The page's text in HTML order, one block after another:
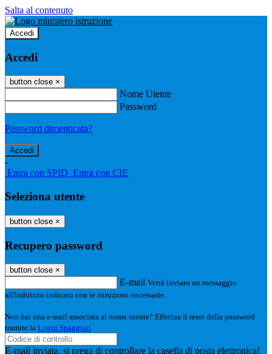
Salta al contenuto
Accedi
Accedi
button close ×
Nome Utente
Password
Password dimenticata?
-
Entra con SPID Entra con CIE
Seleziona utente
button close ×
Recupero password
button close ×
E-mail Verrà inviato un messaggio
all'indirizzo indicato con le istruzioni necessarie.
Non hai una e-mail associata al nome utente? Effettua il reset della password
tramite la Login Spaggiari
E-mail inviata, si prega di controllare la casella di posta elettronica!